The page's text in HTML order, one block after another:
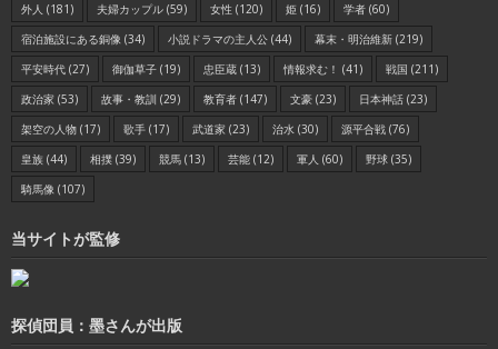
外人 (181) 夫婦カップル (59) 女性 (120) 姫 (16) 学者 (60)
宿泊施設にある銅像 (34) 小説ドラマの主人公 (44) 幕末・明治維新 (219)
平安時代 (27) 御伽草子 (19) 忠臣蔵 (13) 情報求む！ (41) 戦国 (211)
政治家 (53) 故事・教訓 (29) 教育者 (147) 文豪 (23) 日本神話 (23)
架空の人物 (17) 歌手 (17) 武道家 (23) 治水 (30) 源平合戦 (76)
皇族 (44) 相撲 (39) 競馬 (13) 芸能 (12) 軍人 (60) 野球 (35)
騎馬像 (107)
当サイトが監修
探偵団員：墨さんが出版